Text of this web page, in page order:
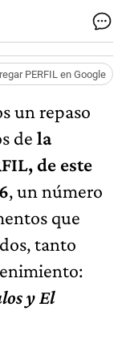
PERFIL en Google
un repaso
de la
de este
, un número
que
tanto
y El